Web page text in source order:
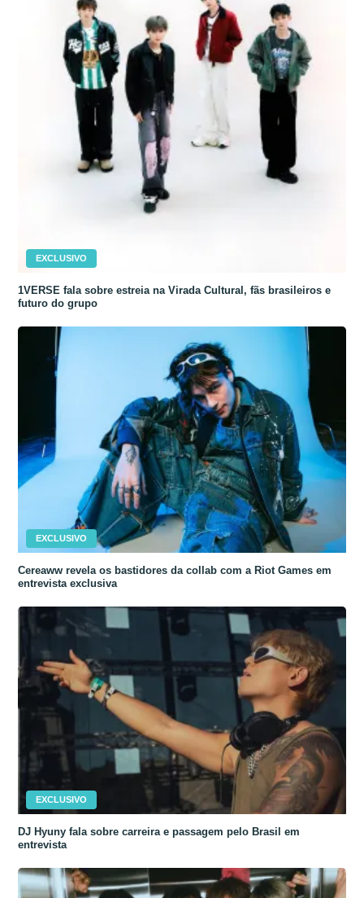
EXCLUSIVO
1VERSE fala sobre estreia na Virada Cultural, fãs brasileiros e
futuro do grupo
EXCLUSIVO
Cereaww revela os bastidores da collab com a Riot Games em
entrevista exclusiva
EXCLUSIVO
DJ Hyuny fala sobre carreira e passagem pelo Brasil em
entrevista